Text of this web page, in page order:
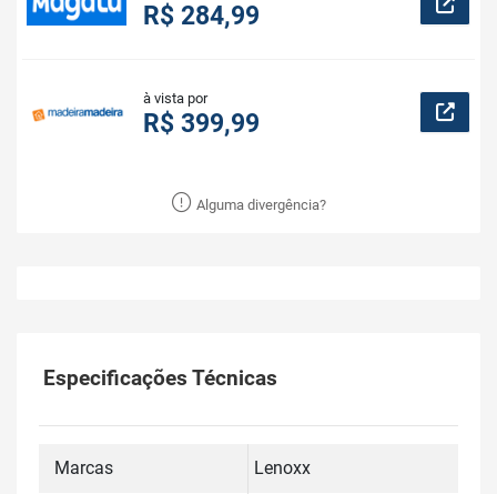
R$ 284,99
à vista por
R$ 399,99
Alguma divergência?
Especificações Técnicas
Marcas Lenoxx